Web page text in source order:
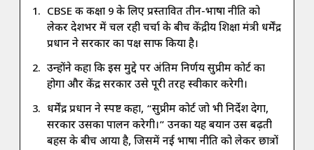
CBSE की कक्षा 9 के लिए प्रस्तावित तीन-भाषा नीति को
लेकर देशभर में चल रही चर्चा के बीच केंद्रीय शिक्षा मंत्री धर्मेंद्र
प्रधान ने सरकार का पक्ष साफ किया है।
उन्होंने कहा कि इस मुद्दे पर अंतिम निर्णय सुप्रीम कोर्ट का
होगा और केंद्र सरकार उसे पूरी तरह स्वीकार करेगी।
धर्मेंद्र प्रधान ने स्पष्ट कहा, “सुप्रीम कोर्ट जो भी निर्देश देगा,
सरकार उसका पालन करेगी।” उनका यह बयान उस बढ़ती
बहस के बीच आया है, जिसमें नई भाषा नीति को लेकर छात्रों